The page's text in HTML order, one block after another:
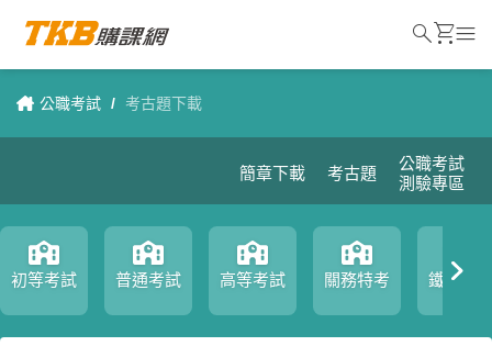
公職考試 / 考古題下載
簡章下載 考古題
公職考試
測驗專區
初等考試 普通考試 高等考試 關務特考 鐵路特
searchshopping_cartmenu